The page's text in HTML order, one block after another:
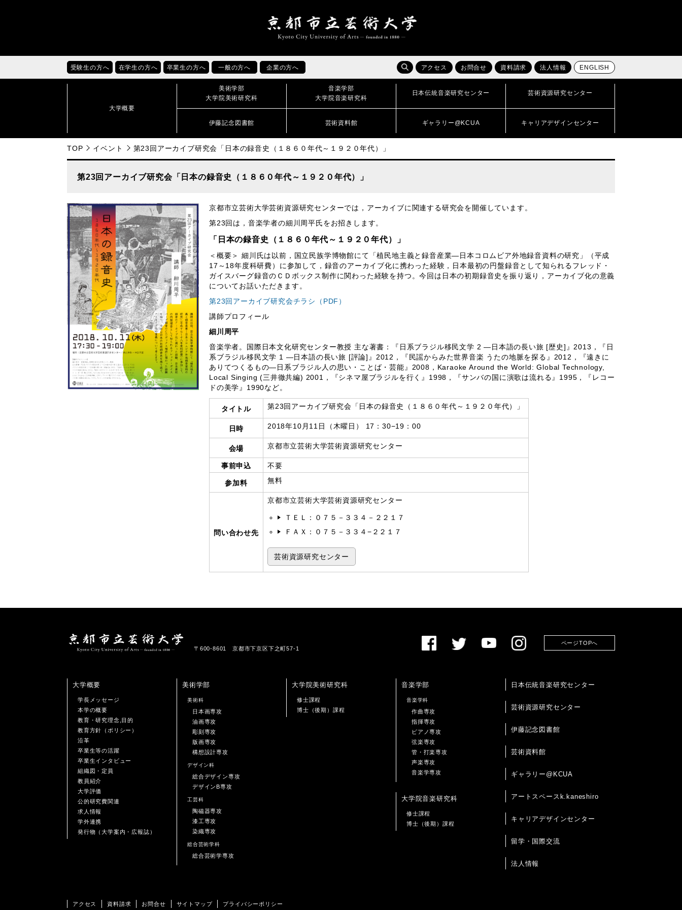
受験生の方へ 在学生の方へ 卒業生の方へ 一般の方へ 企業の方へ アクセス お問合せ 資料請求 法人情報 ENGLISH
大学概要
美術学部
大学院美術研究科
音楽学部
大学院音楽研究科
日本伝統音楽研究センター 芸術資源研究センター
伊藤記念図書館 芸術資料館 ギャラリー@KCUA キャリアデザインセンター
TOP イベント 第23回アーカイブ研究会「日本の録音史（１８６０年代～１９２０年代）」
第23回アーカイブ研究会「日本の録音史（１８６０年代～１９２０年代）」
京都市立芸術大学芸術資源研究センターでは，アーカイブに関連する研究会を開催しています。
第23回は，音楽学者の細川周平氏をお招きします。
「日本の録音史（１８６０年代～１９２０年代）」
＜概要＞ 細川氏は以前，国立民族学博物館にて「植民地主義と録音産業―日本コロムビア外地録音資料の研究」（平成
17～18年度科研費）に参加して，録音のアーカイブ化に携わった経験，日本最初の円盤録音として知られるフレッド・
ガイスバーグ録音のＣＤボックス制作に関わった経験を持つ。今回は日本の初期録音史を振り返り，アーカイブ化の意義
についてお話いただきます。
第23回アーカイブ研究会チラシ（PDF）
講師プロフィール
細川周平
音楽学者。国際日本文化研究センター教授 主な著書：『日系ブラジル移民文学 2 ―日本語の長い旅 [歴史]』2013，『日
系ブラジル移民文学 1 ―日本語の長い旅 [評論]』2012，『民謡からみた世界音楽 うたの地脈を探る』2012，『遠きに
ありてつくるもの―日系ブラジル人の思い・ことば・芸能』2008，Karaoke Around the World: Global Technology,
Local Singing (三井徹共編) 2001，『シネマ屋ブラジルを行く』1998，『サンバの国に演歌は流れる』1995，『レコー
ドの美学』1990など。
タイトル 第23回アーカイブ研究会「日本の録音史（１８６０年代～１９２０年代）」
日時 2018年10月11日（木曜日） 17：30−19：00
会場 京都市立芸術大学芸術資源研究センター
事前申込 不要
参加料 無料
問い合わせ先
京都市立芸術大学芸術資源研究センター
ＴＥＬ：０７５－３３４－２２１７
ＦＡＸ：０７５－３３４−２２１７
芸術資源研究センター
〒600-8601 京都市下京区下之町57-1
ページTOPへ
大学概要
学長メッセージ
本学の概要
教育・研究理念,目的
教育方針（ポリシー）
沿革
卒業生等の活躍
卒業生インタビュー
組織図・定員
教員紹介
大学評価
公的研究費関連
求人情報
学外連携
発行物（大学案内・広報誌）
美術学部
美術科
日本画専攻
油画専攻
彫刻専攻
版画専攻
構想設計専攻
デザイン科
総合デザイン専攻
デザインB専攻
工芸科
陶磁器専攻
漆工専攻
染織専攻
総合芸術学科
総合芸術学専攻
大学院美術研究科
修士課程
博士（後期）課程
音楽学部
音楽学科
作曲専攻
指揮専攻
ピアノ専攻
弦楽専攻
管・打楽専攻
声楽専攻
音楽学専攻
大学院音楽研究科
修士課程
博士（後期）課程
日本伝統音楽研究センター
芸術資源研究センター
伊藤記念図書館
芸術資料館
ギャラリー@KCUA
アートスペースk.kaneshiro
キャリアデザインセンター
留学・国際交流
法人情報
アクセス 資料請求 お問合せ サイトマップ プライバシーポリシー